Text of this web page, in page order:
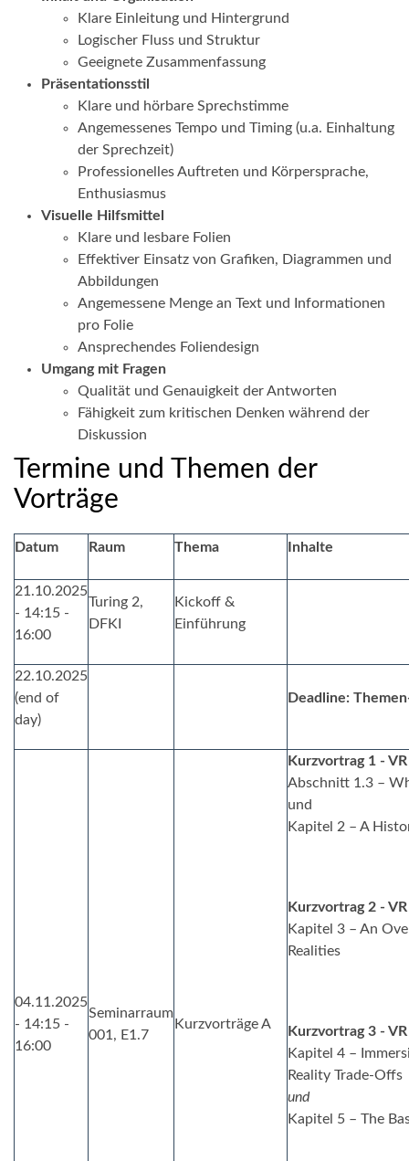
Klare Einleitung und Hintergrund
Logischer Fluss und Struktur
Geeignete Zusammenfassung
Präsentationsstil
Klare und hörbare Sprechstimme
Angemessenes Tempo und Timing (u.a. Einhaltung
der Sprechzeit)
Professionelles Auftreten und Körpersprache,
Enthusiasmus
Visuelle Hilfsmittel
Klare und lesbare Folien
Effektiver Einsatz von Grafiken, Diagrammen und
Abbildungen
Angemessene Menge an Text und Informationen
pro Folie
Ansprechendes Foliendesign
Umgang mit Fragen
Qualität und Genauigkeit der Antworten
Fähigkeit zum kritischen Denken während der
Diskussion
Termine und Themen der
Vorträge
Datum Raum Thema Inhalte
21.10.2025
- 14:15 -
16:00
Turing 2,
DFKI
Kickoff &
Einführung
22.10.2025
(end of
day)
Deadline:
04.11.2025
- 14:15 -
16:00
Seminarraum
001, E1.7
Kurzvorträge A
Kurzvortrag 1 -
Abschnitt 1.3 –
und
Kapitel 2 – A
Kurzvortrag 2 -
Kapitel 3 – An
Realities
Kurzvortrag 3 -
Kapitel 4 –
Reality Trade-Offs
und
Kapitel 5 – The